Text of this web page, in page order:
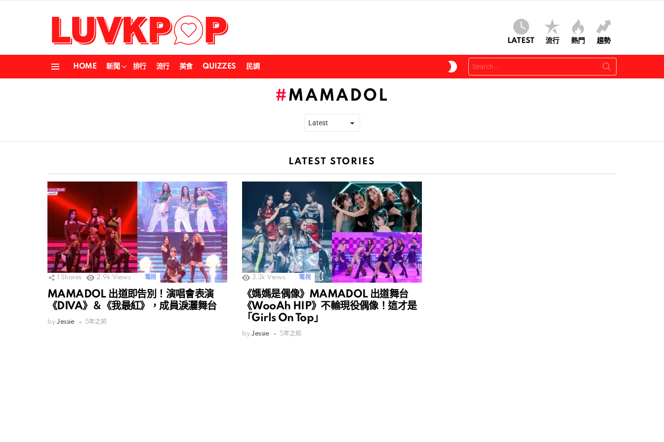
LATEST 流行 熱門 趨勢
HOME 新聞 排行 流行 美食 QUIZZES 民調
SKIN
Search
for:
MAMADOL
LATEST STORIES
Shares 2.9k Views 電視
MAMADOL 出道即告別！演唱會表演
《DIVA》＆《我最紅》，成員淚灑舞台
by Jessie 5年之前
3.3k Views 電視
《媽媽是偶像》MAMADOL 出道舞台
《WooAh HIP》不輸現役偶像！這才是
「Girls On Top」
by Jessie 5年之前